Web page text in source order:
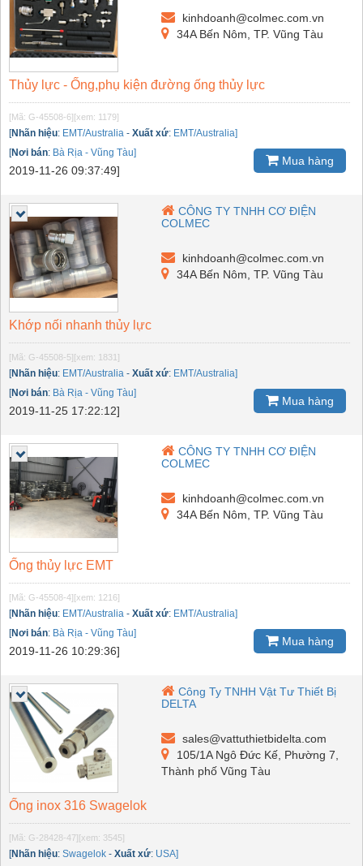
kinhdoanh@colmec.com.vn
34A Bến Nôm, TP. Vũng Tàu
Thủy lực - Ống,phụ kiện đường ống thủy lực
[Mã: G-45508-6][xem: 1179]
[Nhãn hiệu: EMT/Australia - Xuất xứ: EMT/Australia]
[Nơi bán: Bà Rịa - Vũng Tàu]
2019-11-26 09:37:49]
Mua hàng
CÔNG TY TNHH CƠ ĐIỆN
COLMEC
kinhdoanh@colmec.com.vn
34A Bến Nôm, TP. Vũng Tàu
Khớp nối nhanh thủy lực
[Mã: G-45508-5][xem: 1831]
[Nhãn hiệu: EMT/Australia - Xuất xứ: EMT/Australia]
[Nơi bán: Bà Rịa - Vũng Tàu]
2019-11-25 17:22:12]
Mua hàng
CÔNG TY TNHH CƠ ĐIỆN
COLMEC
kinhdoanh@colmec.com.vn
34A Bến Nôm, TP. Vũng Tàu
Ống thủy lực EMT
[Mã: G-45508-4][xem: 1216]
[Nhãn hiệu: EMT/Australia - Xuất xứ: EMT/Australia]
[Nơi bán: Bà Rịa - Vũng Tàu]
2019-11-26 10:29:36]
Mua hàng
Công Ty TNHH Vật Tư Thiết Bị
DELTA
sales@vattuthietbidelta.com
105/1A Ngô Đức Kế, Phường 7,
Thành phố Vũng Tàu
Ống inox 316 Swagelok
[Mã: G-28428-47][xem: 3545]
[Nhãn hiệu: Swagelok - Xuất xứ: USA]